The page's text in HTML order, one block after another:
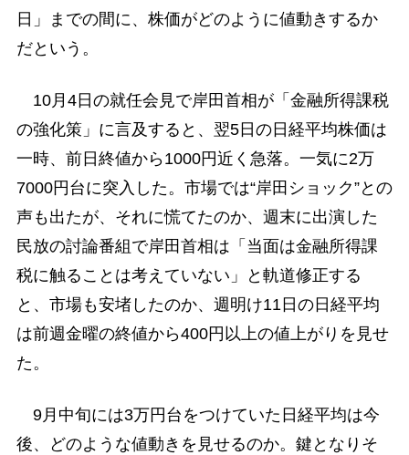
日」までの間に、株価がどのように値動きするか
だという。
10月4日の就任会見で岸田首相が「金融所得課税
の強化策」に言及すると、翌5日の日経平均株価は
一時、前日終値から1000円近く急落。一気に2万
7000円台に突入した。市場では“岸田ショック”との
声も出たが、それに慌てたのか、週末に出演した
民放の討論番組で岸田首相は「当面は金融所得課
税に触ることは考えていない」と軌道修正する
と、市場も安堵したのか、週明け11日の日経平均
は前週金曜の終値から400円以上の値上がりを見せ
た。
9月中旬には3万円台をつけていた日経平均は今
後、どのような値動きを見せるのか。鍵となりそ